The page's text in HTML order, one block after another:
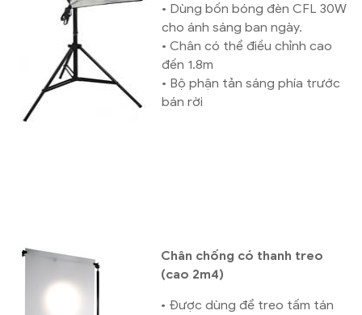
• Dùng bốn bóng đèn CFL 30W
cho ánh sáng ban ngày.
• Chân có thể điều chỉnh cao
đến 1.8m
• Bộ phận tản sáng phía trước
bán rời
Chân chống có thanh treo
(cao 2m4)
• Được dùng để treo tấm tán